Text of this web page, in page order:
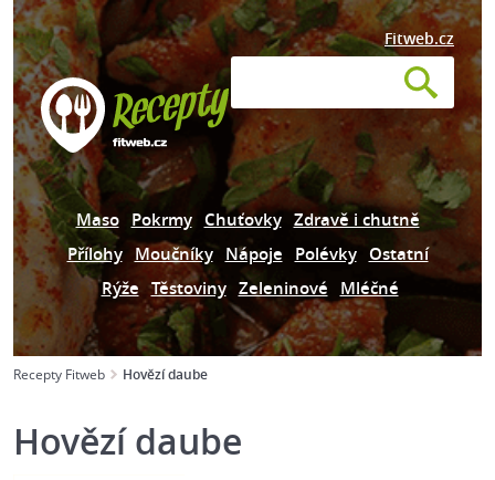
Fitweb.cz
Maso Pokrmy Chuťovky Zdravě i chutně
Přílohy Moučníky Nápoje Polévky Ostatní
Rýže Těstoviny Zeleninové Mléčné
Recepty Fitweb Hovězí daube
Hovězí daube